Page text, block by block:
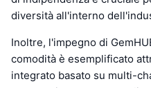
diversità all'interno
Inoltre, l'impegno di
comodità è esemplificato
integrato basato su multi-